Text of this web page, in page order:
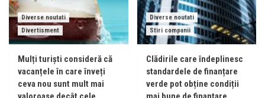
Diverse noutati
Divertisment
Mulți turiști consideră că
vacanțele în care înveți
ceva nou sunt mult mai
Diverse noutati
Stiri companii
Clădirile care îndeplinesc
standardele de finanțare
verde pot obține condiții